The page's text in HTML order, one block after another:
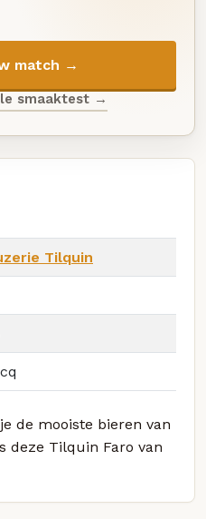
match →
smaaktest →
Tilquin
de mooiste bieren van
deze Tilquin Faro van